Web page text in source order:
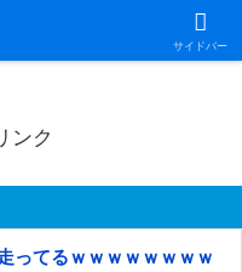
サイドバー
ンク
ってるｗｗｗｗｗｗｗｗ